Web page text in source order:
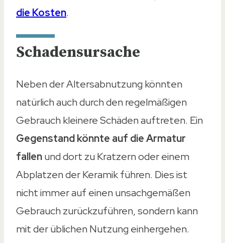
die Kosten.
Schadensursache
Neben der Altersabnutzung könnten
natürlich auch durch den regelmäßigen
Gebrauch kleinere Schäden auftreten. Ein
Gegenstand könnte auf die Armatur
fallenund dort zu Kratzern oder einem
Abplatzen der Keramik führen. Dies ist
nicht immer auf einen unsachgemäßen
Gebrauch zurückzuführen, sondern kann
mit der üblichen Nutzung einhergehen.